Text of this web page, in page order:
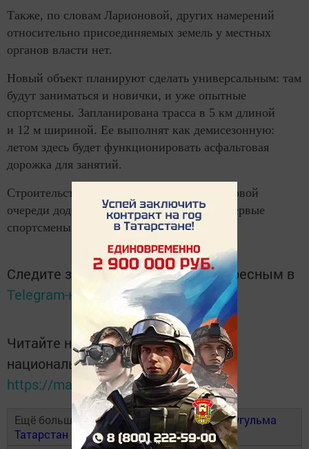
Также, по словам Ларионовой, других намерений
относительно присоединяемых земель у местных
органов власти нет.
Новый объект планируют сделать универсальным: там
будут заниматься и новички, и уже опытные
спортсмены. Запланирована трасса в 5 км длиной
и 12 м шириной. Ее выполнят как демисезонную:
летом здесь будет функционировать асфальтовая
дорожка для занятий.
Строительство уже стартовало. Работы первой
очереди доделают в текущем году, затем первые
спортсмены смогут испробовать объект.
Следите за самым важным и интересным в
Telegram-канале
Татмедиа
Читайте новости Татарстана в
национальном мессенджере MАХ:
https://max.ru/tatmedia
Ещё больше новостей в Telegram-каналеБугульма
Татарстан